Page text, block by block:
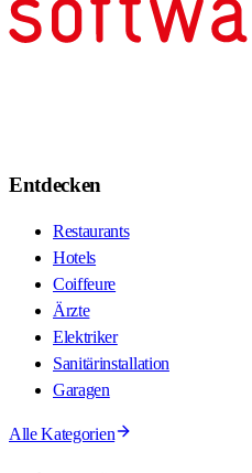
Entdecken
Restaurants
Hotels
Coiffeure
Ärzte
Elektriker
Sanitärinstallation
Garagen
Alle Kategorien